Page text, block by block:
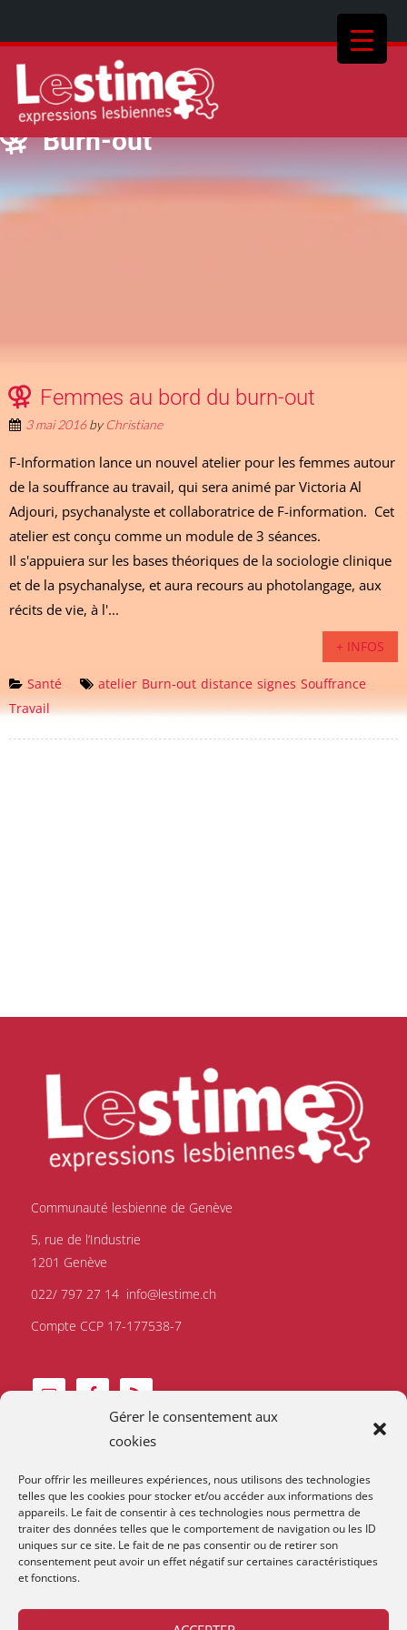
Gérer le consentement aux
cookies
Pour offrir les meilleures expériences, nous utilisons des technologies
telles que les cookies pour stocker et/ou accéder aux informations des
appareils. Le fait de consentir à ces technologies nous permettra de
traiter des données telles que le comportement de navigation ou les ID
uniques sur ce site. Le fait de ne pas consentir ou de retirer son
consentement peut avoir un effet négatif sur certaines caractéristiques
et fonctions.
Burn-out
Femmes au bord du burn-out
3 mai 2016byChristiane
F-Information lance un nouvel atelier pour les femmes autour
de la souffrance au travail, qui sera animé par Victoria Al
Adjouri, psychanalyste et collaboratrice de F-information. Cet
atelier est conçu comme un module de 3 séances.
Il s'appuiera sur les bases théoriques de la sociologie clinique
et de la psychanalyse, et aura recours au photolangage, aux
récits de vie, à l'...
+ INFOS
Santé atelier Burn-out distance signes Souffrance
Travail
Communauté lesbienne de Genève
5, rue de l’Industrie
1201 Genève
022/ 797 27 14 info@lestime.ch
Compte CCP 17-177538-7